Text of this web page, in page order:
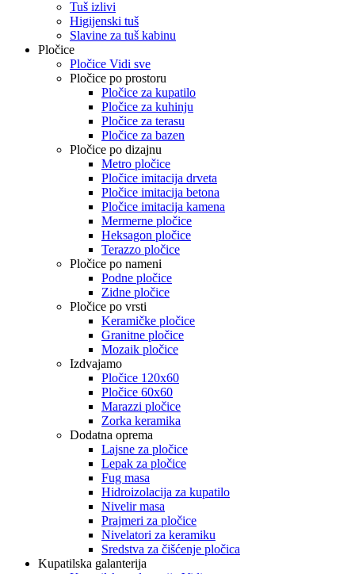
Tuš izlivi
Higijenski tuš
Slavine za tuš kabinu
Pločice
Pločice Vidi sve
Pločice po prostoru
Pločice za kupatilo
Pločice za kuhinju
Pločice za terasu
Pločice za bazen
Pločice po dizajnu
Metro pločice
Pločice imitacija drveta
Pločice imitacija betona
Pločice imitacija kamena
Mermerne pločice
Heksagon pločice
Terazzo pločice
Pločice po nameni
Podne pločice
Zidne pločice
Pločice po vrsti
Keramičke pločice
Granitne pločice
Mozaik pločice
Izdvajamo
Pločice 120x60
Pločice 60x60
Marazzi pločice
Zorka keramika
Dodatna oprema
Lajsne za pločice
Lepak za pločice
Fug masa
Hidroizolacija za kupatilo
Nivelir masa
Prajmeri za pločice
Nivelatori za keramiku
Sredstva za čišćenje pločica
Kupatilska galanterija